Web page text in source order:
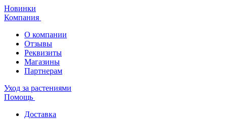
Новинки
Компания
О компании
Отзывы
Реквизиты
Магазины
Партнерам
Уход за растениями
Помощь
Доставка